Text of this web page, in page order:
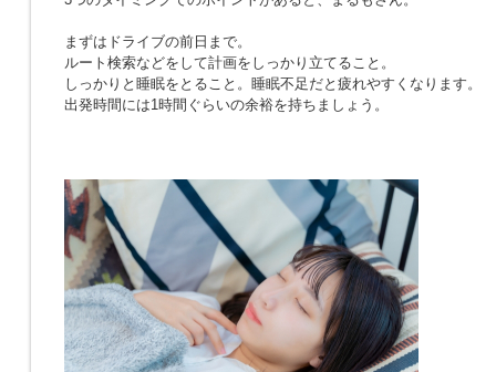
まずはドライブの前日まで。
ルート検索などをして計画をしっかり立てること。
しっかりと睡眠をとること。睡眠不足だと疲れやすくなります。
出発時間には1時間ぐらいの余裕を持ちましょう。